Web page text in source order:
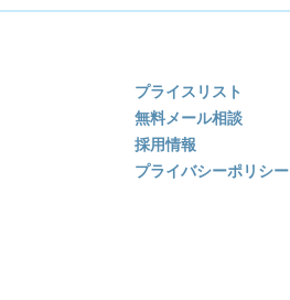
プライスリスト
無料メール相談
採用情報
プライバシーポリシー